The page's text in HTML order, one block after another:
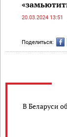
20.03.2024 13:51
Поделиться:
В Беларуси